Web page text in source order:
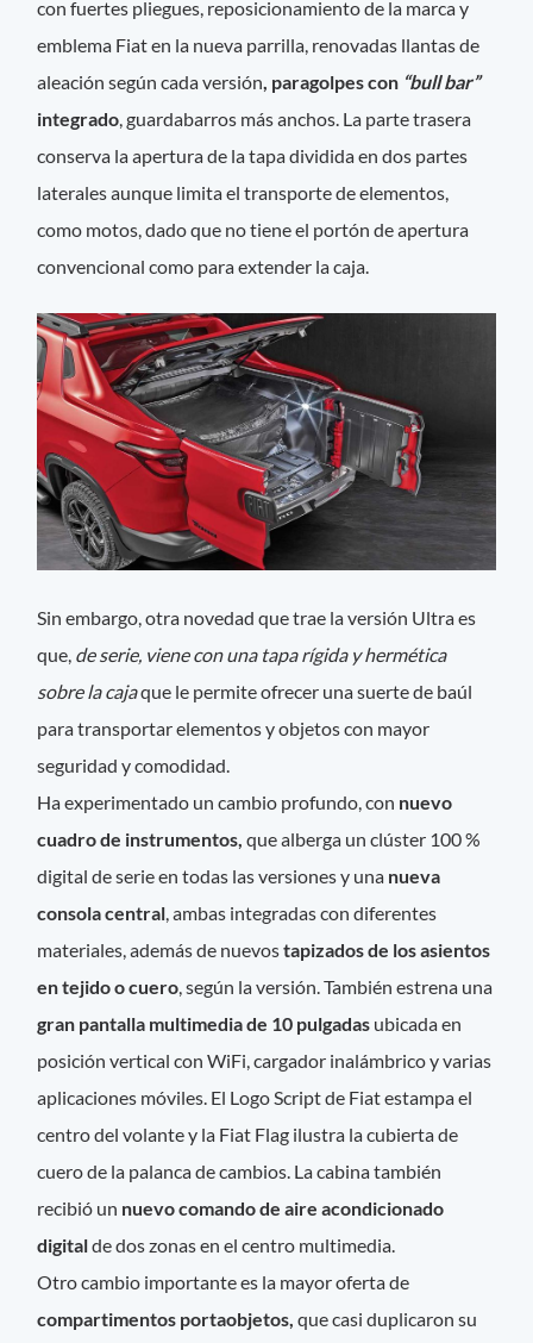
con fuertes pliegues, reposicionamiento de la marca y
emblema Fiat en la nueva parrilla, renovadas llantas de
aleación según cada versión , paragolpes con “bull bar”
integrado , guardabarros más anchos. La parte trasera
conserva la apertura de la tapa dividida en dos partes
laterales aunque limita el transporte de elementos,
como motos, dado que no tiene el portón de apertura
convencional como para extender la caja.
Sin embargo, otra novedad que trae la versión Ultra es
que, de serie, viene con una tapa rígida y hermética
sobre la cajaque le permite ofrecer una suerte de baúl
para transportar elementos y objetos con mayor
seguridad y comodidad.
Ha experimentado un cambio profundo, con nuevo
cuadro de instrumentos,que alberga un clúster 100 %
digital de serie en todas las versiones y una nueva
consola central, ambas integradas con diferentes
materiales, además de nuevostapizados de los asientos
en tejido o cuero, según la versión. También estrena una
gran pantalla multimedia de 10 pulgadas ubicada en
posición vertical con WiFi, cargador inalámbrico y varias
aplicaciones móviles. El Logo Script de Fiat estampa el
centro del volante y la Fiat Flag ilustra la cubierta de
cuero de la palanca de cambios. La cabina también
recibió un nuevo comando de aire acondicionado
digitalde dos zonas en el centro multimedia.
Otro cambio importante es la mayor oferta de
compartimentos portaobjetos,que casi duplicaron su